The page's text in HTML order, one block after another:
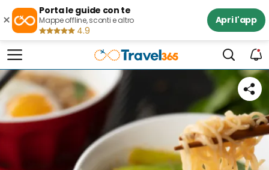
×
Porta le guide con te
Mappe offline, sconti e altro
4.9
Apri l'app